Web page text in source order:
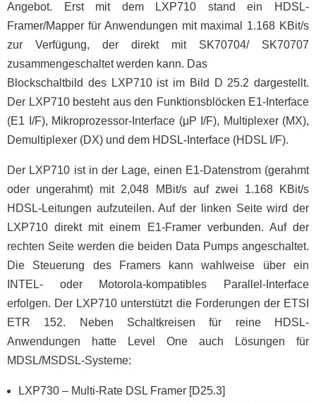
Angebot. Erst mit dem LXP710 stand ein HDSL-
Framer/Mapper für Anwendungen mit maximal 1.168 KBit/s
zur Verfügung, der direkt mit SK70704/ SK70707
zusammengeschaltet werden kann. Das
Blockschaltbild des LXP710 ist im Bild D 25.2 dargestellt.
Der LXP710 besteht aus den Funktionsblöcken E1-Interface
(E1 I/F), Mikroprozessor-Interface (μP I/F), Multiplexer (MX),
Demultiplexer (DX) und dem HDSL-Interface (HDSL I/F).
Der LXP710 ist in der Lage, einen E1-Datenstrom (gerahmt
oder ungerahmt) mit 2,048 MBit/s auf zwei 1.168 KBit/s
HDSL-Leitungen aufzuteilen. Auf der linken Seite wird der
LXP710 direkt mit einem E1-Framer verbunden. Auf der
rechten Seite werden die beiden Data Pumps angeschaltet.
Die Steuerung des Framers kann wahlweise über ein
INTEL- oder Motorola-kompatibles Parallel-Interface
erfolgen. Der LXP710 unterstützt die Forderungen der ETSI
ETR 152. Neben Schaltkreisen für reine HDSL-
Anwendungen hatte Level One auch Lösungen für
MDSL/MSDSL-Systeme:
LXP730 – Multi-Rate DSL Framer [D25.3]